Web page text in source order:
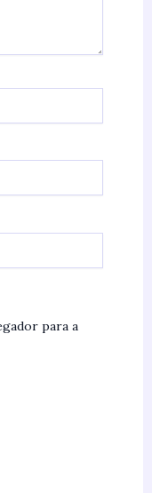
para a